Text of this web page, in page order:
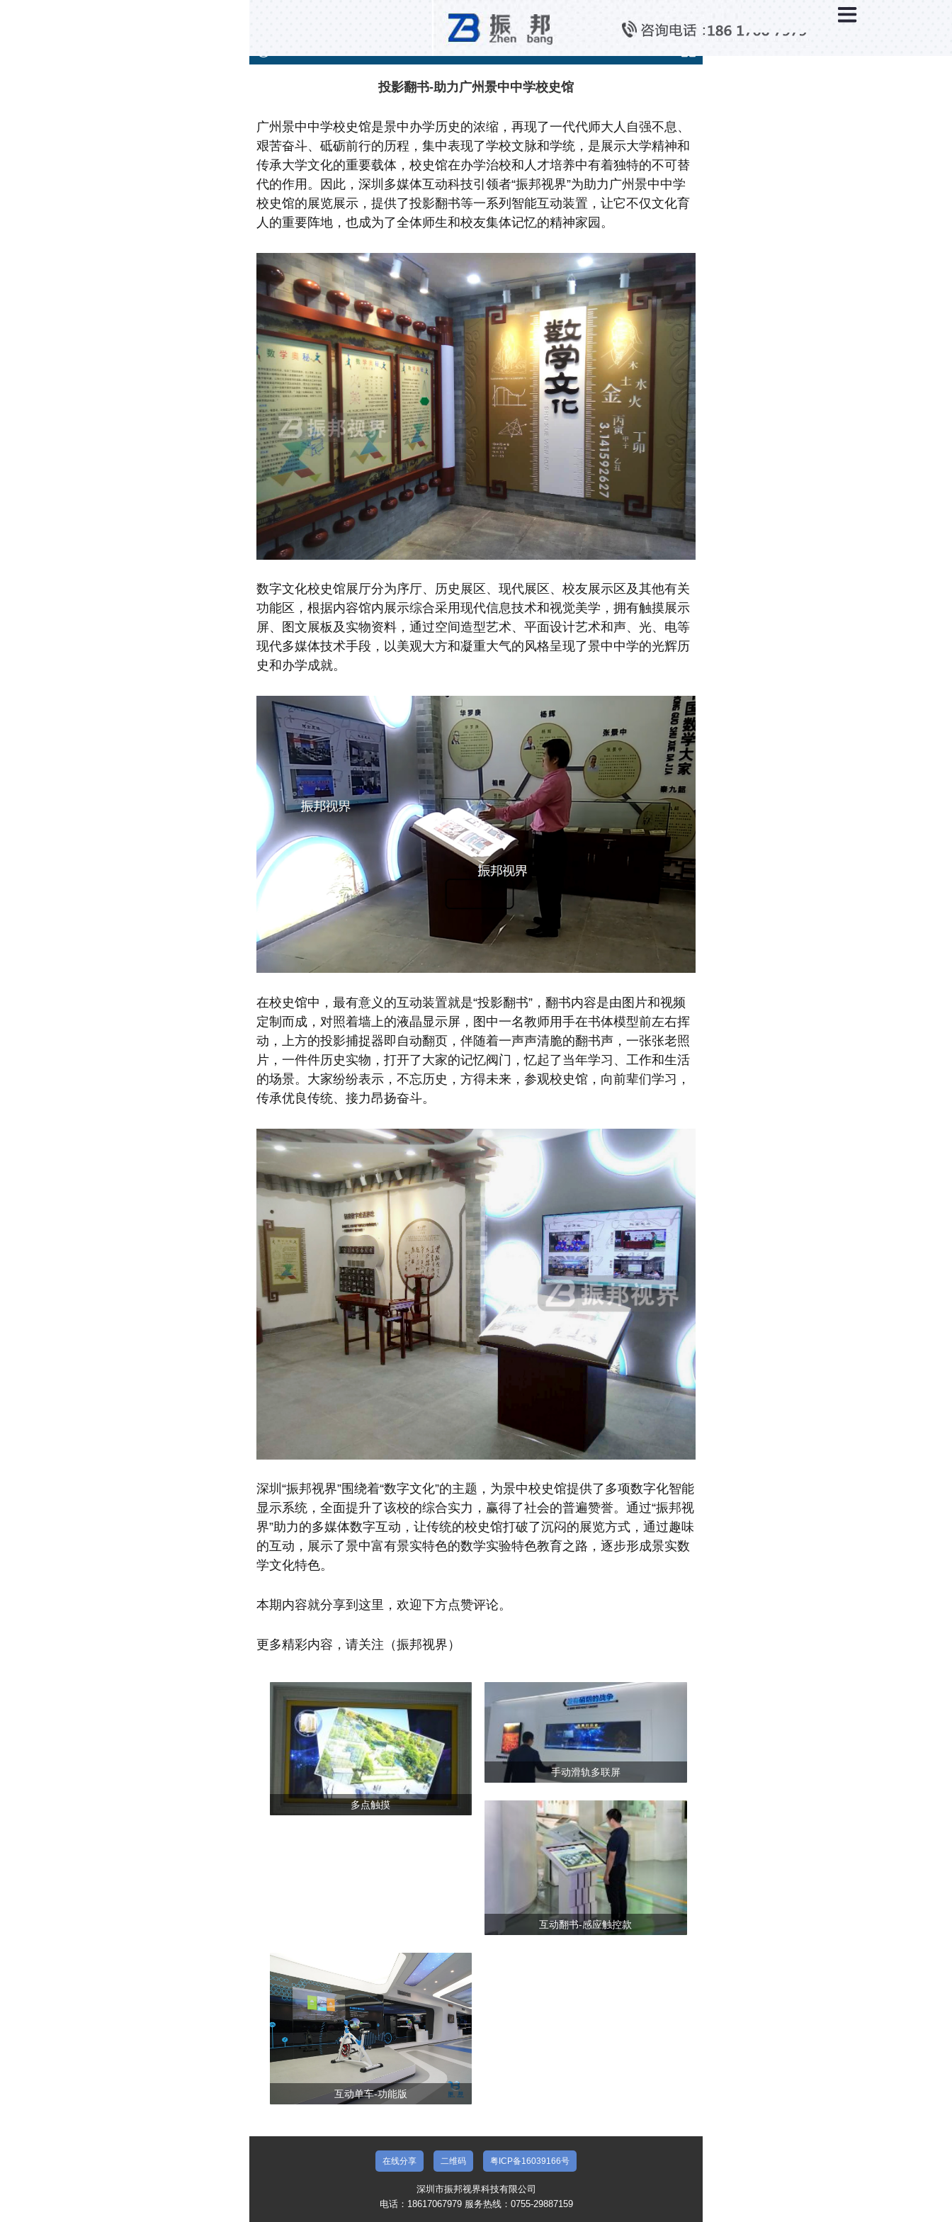
投影翻书-助力广州景中中学校史馆
广州景中中学校史馆是景中办学历史的浓缩，再现了一代代师大人自强不息、
艰苦奋斗、砥砺前行的历程，集中表现了学校文脉和学统，是展示大学精神和
传承大学文化的重要载体，校史馆在办学治校和人才培养中有着独特的不可替
代的作用。因此，深圳多媒体互动科技引领者“振邦视界”为助力广州景中中学
校史馆的展览展示，提供了投影翻书等一系列智能互动装置，让它不仅文化育
人的重要阵地，也成为了全体师生和校友集体记忆的精神家园。
数字文化校史馆展厅分为序厅、历史展区、现代展区、校友展示区及其他有关
功能区，根据内容馆内展示综合采用现代信息技术和视觉美学，拥有触摸展示
屏、图文展板及实物资料，通过空间造型艺术、平面设计艺术和声、光、电等
现代多媒体技术手段，以美观大方和凝重大气的风格呈现了景中中学的光辉历
史和办学成就。
在校史馆中，最有意义的互动装置就是“投影翻书”，翻书内容是由图片和视频
定制而成，对照着墙上的液晶显示屏，图中一名教师用手在书体模型前左右挥
动，上方的投影捕捉器即自动翻页，伴随着一声声清脆的翻书声，一张张老照
片，一件件历史实物，打开了大家的记忆阀门，忆起了当年学习、工作和生活
的场景。大家纷纷表示，不忘历史，方得未来，参观校史馆，向前辈们学习，
传承优良传统、接力昂扬奋斗。
深圳“振邦视界”围绕着“数字文化”的主题，为景中校史馆提供了多项数字化智能
显示系统，全面提升了该校的综合实力，赢得了社会的普遍赞誉。通过“振邦视
界”助力的多媒体数字互动，让传统的校史馆打破了沉闷的展览方式，通过趣味
的互动，展示了景中富有景实特色的数学实验特色教育之路，逐步形成景实数
学文化特色。
本期内容就分享到这里，欢迎下方点赞评论。
更多精彩内容，请关注（振邦视界）
多点触摸
手动滑轨多联屏
互动翻书-感应触控款
互动单车-功能版
在线分享 二维码 粤ICP备16039166号
深圳市振邦视界科技有限公司
电话：18617067979 服务热线：0755-29887159